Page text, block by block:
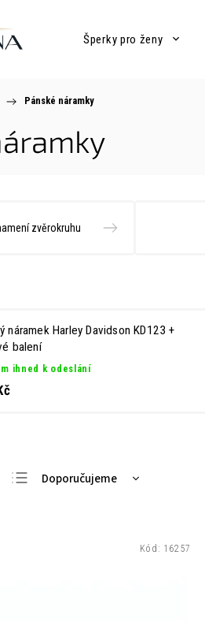
Šperky pro ženy
/ Pánské náramky
zvěrokruhu
náramek Harley Davidson KD123+
balení
ihned k odeslání
Doporučujeme
Kód: 16257